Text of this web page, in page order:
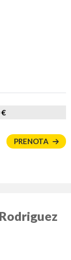
€
PRENOTA